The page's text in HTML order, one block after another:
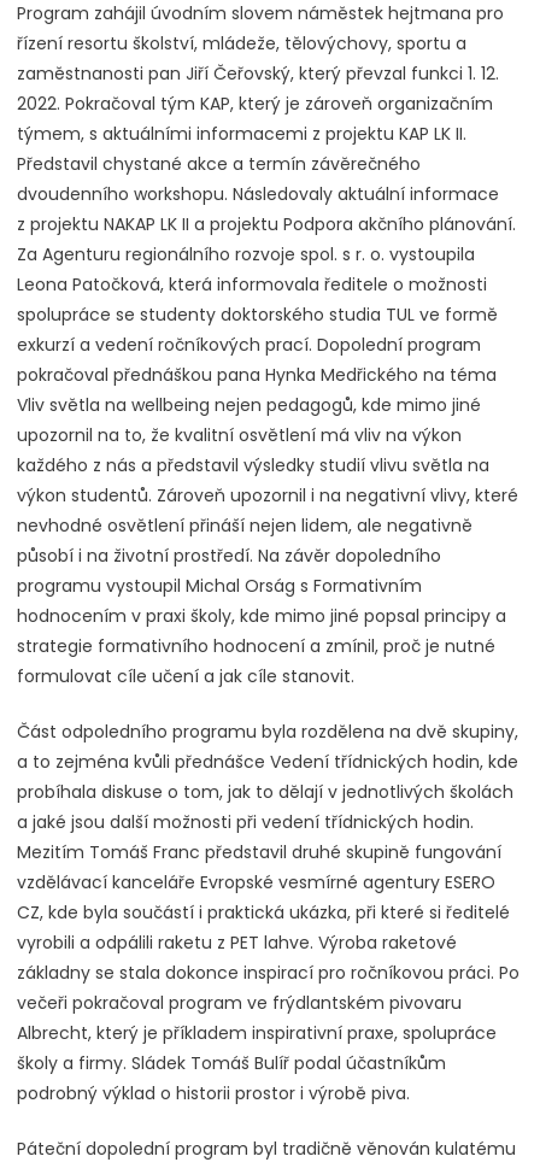
Program zahájil úvodním slovem náměstek hejtmana pro
řízení resortu školství, mládeže, tělovýchovy, sportu a
zaměstnanosti pan Jiří Čeřovský, který převzal funkci 1. 12.
2022. Pokračoval tým KAP, který je zároveň organizačním
týmem, s aktuálními informacemi z projektu KAP LK II.
Představil chystané akce a termín závěrečného
dvoudenního workshopu. Následovaly aktuální informace
z projektu NAKAP LK II a projektu Podpora akčního plánování.
Za Agenturu regionálního rozvoje spol. s r. o. vystoupila
Leona Patočková, která informovala ředitele o možnosti
spolupráce se studenty doktorského studia TUL ve formě
exkurzí a vedení ročníkových prací. Dopolední program
pokračoval přednáškou pana Hynka Medřického na téma
Vliv světla na wellbeing nejen pedagogů, kde mimo jiné
upozornil na to, že kvalitní osvětlení má vliv na výkon
každého z nás a představil výsledky studií vlivu světla na
výkon studentů. Zároveň upozornil i na negativní vlivy, které
nevhodné osvětlení přináší nejen lidem, ale negativně
působí i na životní prostředí. Na závěr dopoledního
programu vystoupil Michal Orság s Formativním
hodnocením v praxi školy, kde mimo jiné popsal principy a
strategie formativního hodnocení a zmínil, proč je nutné
formulovat cíle učení a jak cíle stanovit.
Část odpoledního programu byla rozdělena na dvě skupiny,
a to zejména kvůli přednášce Vedení třídnických hodin, kde
probíhala diskuse o tom, jak to dělají v jednotlivých školách
a jaké jsou další možnosti při vedení třídnických hodin.
Mezitím Tomáš Franc představil druhé skupině fungování
vzdělávací kanceláře Evropské vesmírné agentury ESERO
CZ, kde byla součástí i praktická ukázka, při které si ředitelé
vyrobili a odpálili raketu z PET lahve. Výroba raketové
základny se stala dokonce inspirací pro ročníkovou práci. Po
večeři pokračoval program ve frýdlantském pivovaru
Albrecht, který je příkladem inspirativní praxe, spolupráce
školy a firmy. Sládek Tomáš Bulíř podal účastníkům
podrobný výklad o historii prostor i výrobě piva.
Páteční dopolední program byl tradičně věnován kulatému